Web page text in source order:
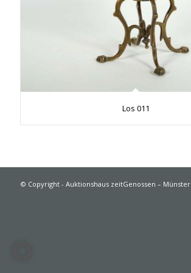
Los 011
© Copyright - Auktionshaus zeitGenossen – Münster